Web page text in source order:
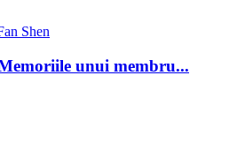
Shen
unui membru...